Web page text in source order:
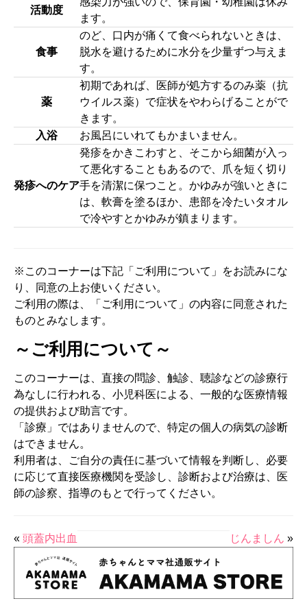
活動度
ます。
食事
のど、口内が痛くて食べられないときは、
脱水を避けるために水分を少量ずつ与えま
す。
薬
初期であれば、医師が処方するのみ薬（抗
ウイルス薬）で症状をやわらげることがで
きます。
入浴
お風呂にいれてもかまいません。
発疹へのケア
発疹をかきこわすと、そこから細菌が入っ
て悪化することもあるので、爪を短く切り
手を清潔に保つこと。かゆみが強いときに
は、軟膏を塗るほか、患部を冷たいタオル
で冷やすとかゆみが鎮まります。
※このコーナーは下記「ご利用について」をお読みにな
り、同意の上お使いください。
ご利用の際は、「ご利用について」の内容に同意された
ものとみなします。
～ご利用について～
このコーナーは、直接の問診、触診、聴診などの診療行
為なしに行われる、小児科医による、一般的な医療情報
の提供および助言です。
「診療」ではありませんので、特定の個人の病気の診断
はできません。
利用者は、ご自分の責任に基づいて情報を判断し、必要
に応じて直接医療機関を受診し、診断および治療は、医
師の診察、指導のもとで行ってください。
« 頭蓋内出血 じんましん »